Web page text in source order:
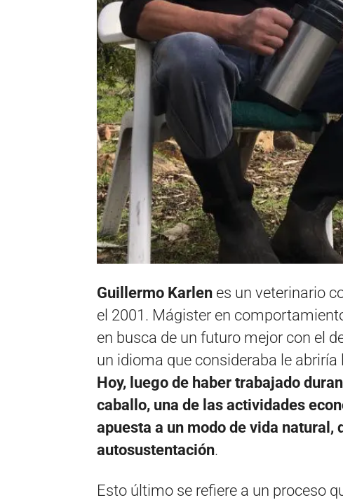
Guillermo Karlen es un veterinario
el 2001. Mágister en
en busca de un futuro mejor con el
un idioma que consideraba le
Hoy, luego de haber trabajado
caballo, una de las actividades
apuesta a un modo de vida natural,
autosustentación.
Esto último se refiere a un proceso